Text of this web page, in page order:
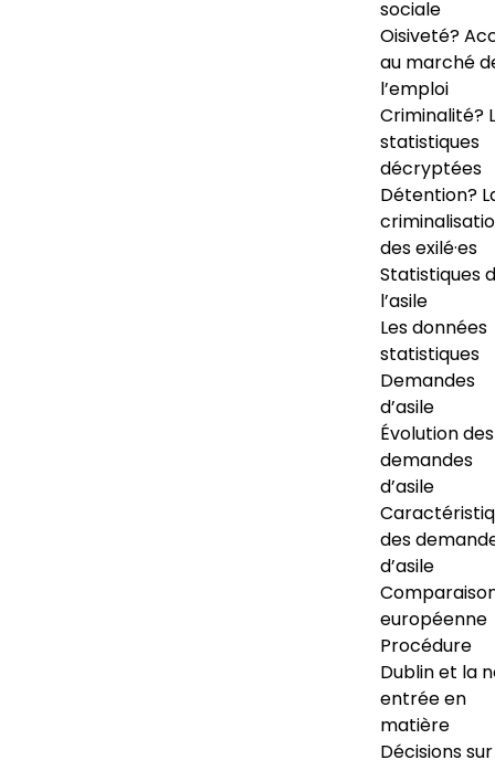
sociale
Oisiveté?
au marché
l’emploi
Criminalité?
statistiques
décryptées
Détention?
des exilé·es
Statistiques
l’asile
Les données
statistiques
Demandes
d’asile
Évolution des
demandes
d’asile
des
d’asile
européenne
Procédure
Dublin et la
entrée en
matière
Décisions